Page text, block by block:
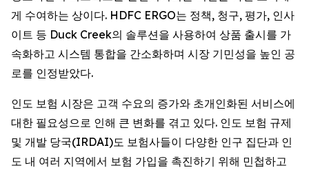
게 수여하는 상이다. HDFC ERGO는 정책, 청구, 평가, 인사
이트 등 Duck Creek의 솔루션을 사용하여 상품 출시를 가
속화하고 시스템 통합을 간소화하며 시장 기민성을 높인 공
로를 인정받았다.
인도 보험 시장은 고객 수요의 증가와 초개인화된 서비스에
대한 필요성으로 인해 큰 변화를 겪고 있다. 인도 보험 규제
및 개발 당국(IRDAI)도 보험사들이 다양한 인구 집단과 인
도 내 여러 지역에서 보험 가입을 촉진하기 위해 민첩하고